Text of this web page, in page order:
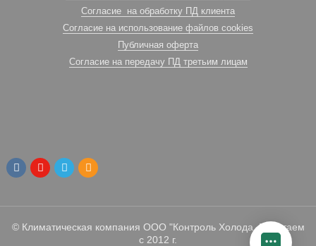
Согласие на обработку ПД клиента
Согласие на использование файлов cookies
Публичная оферта
Согласие на передачу ПД третьим лицам
© Климатическая компания ООО "Контроль Холода. Работаем
с 2012 г.